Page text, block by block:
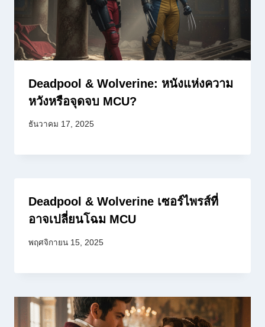
Deadpool & Wolverine: หนังแห่งความ
หวังหรือจุดจบ MCU?
ธันวาคม 17, 2025
Deadpool & Wolverine เซอร์ไพรส์ที่
อาจเปลี่ยนโฉม MCU
พฤศจิกายน 15, 2025